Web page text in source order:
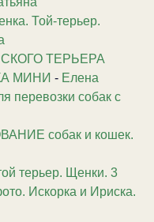
Той-терьер.
ТЕРЬЕРА
МИНИ - Елена
перевозки собак с
собак и кошек.
терьер. Щенки. 3
Искорка и Ириска.